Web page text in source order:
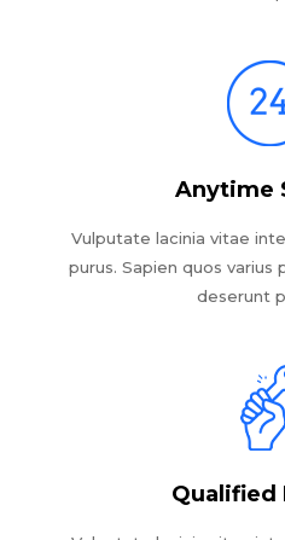
Anytime
Vulputate lacinia vitae
purus. Sapien quos varius
deserunt
Qualified